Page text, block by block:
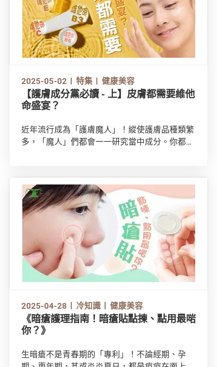
2025-05-02 特集 健康美容
【護膚成分黨必讀 - 上】皮膚都需要維他
命盛宴？
近年流行成為「護膚魔人」！縱使護膚品種類繁
多，「魔人」們都會一一研究當中成分。你都想
A、維他命C，維他命如B3、B5、E也很重要！
那麼，不同的維他命到底有何功效？使用時又要
注意甚麼？
2025-04-28 冷知識 健康美容
《暗瘡護理指南！暗瘡貼點揀、點用最啱
你？》
生暗瘡不是青春期的「專利」！不論經期、孕